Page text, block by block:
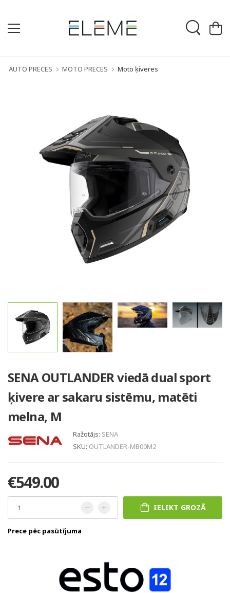
AUTO PRECES MOTO PRECES Moto ķiveres
SENA OUTLANDER viedā dual sport
ķivere ar sakaru sistēmu, matēti
melna, M
Ražotājs: SENA
SKU: OUTLANDER-MB00M2
€549.00
IELIKT GROZĀ
Prece pēc pasūtījuma